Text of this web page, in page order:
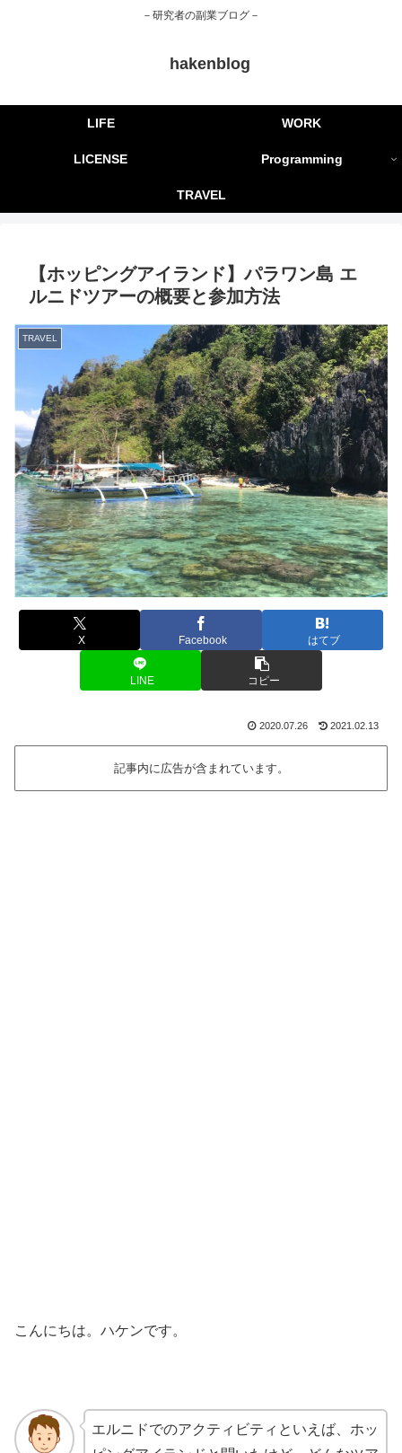
－研究者の副業ブログ－
hakenblog
LIFE WORK
LICENSE Programming
TRAVEL
【ホッピングアイランド】パラワン島 エ
ルニドツアーの概要と参加方法
TRAVEL
X Facebook はてブ
LINE コピー
2020.07.26 2021.02.13
記事内に広告が含まれています。
こんにちは。ハケンです。
エルニドでのアクティビティといえば、ホッ